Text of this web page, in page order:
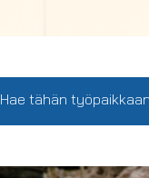
Hae tähän työpaikkaan